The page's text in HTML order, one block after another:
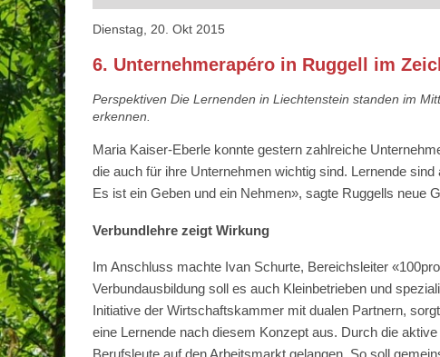
Dienstag, 20. Okt 2015
6. Unternehmerapéro in Ruggell im
Perspektiven Die Lernenden in Liechtenstein standen im
erkennen.
Maria Kaiser-Eberle konnte gestern zahlreiche
die auch für ihre Unternehmen wichtig sind. Lernende
Es ist ein Geben und ein Nehmen», sagte Ruggells neue
Verbundlehre zeigt Wirkung
Im Anschluss machte Ivan Schurte, Bereichsleiter
Verbundausbildung soll es auch Kleinbetrieben und
Initiative der Wirtschaftskammer mit dualen Partnern,
eine Lernende nach diesem Konzept aus. Durch die
Berufsleute auf den Arbeitsmarkt gelangen. So soll